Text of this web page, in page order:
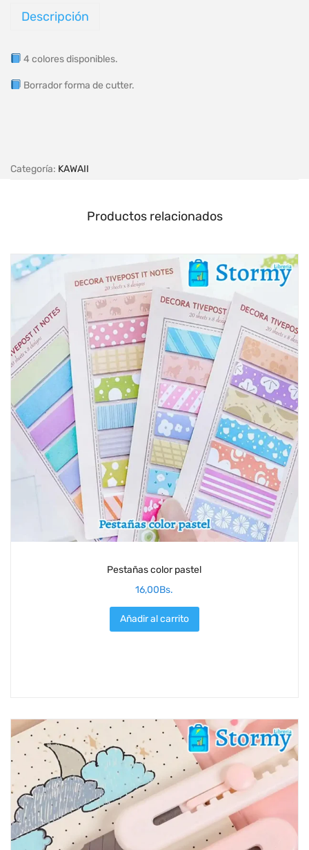
Descripción
4 colores disponibles.
Borrador forma de cutter.
Categoría: KAWAII
Productos relacionados
Pestañas color pastel
16,00Bs.
Añadir al carrito